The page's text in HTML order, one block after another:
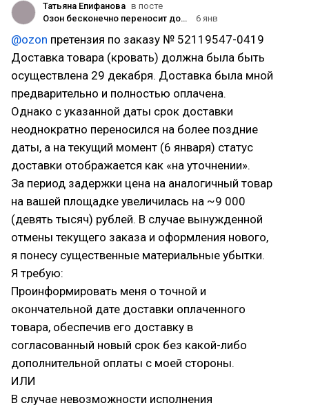
Татьяна Епифанова в посте
Озон бесконечно переносит доставку
6 янв
@ozon претензия по заказу № 52119547-0419
Доставка товара (кровать) должна была быть
осуществлена 29 декабря. Доставка была мной
предварительно и полностью оплачена.
Однако с указанной даты срок доставки
неоднократно переносился на более поздние
даты, а на текущий момент (6 января) статус
доставки отображается как «на уточнении».
За период задержки цена на аналогичный товар
на вашей площадке увеличилась на ~9 000
(девять тысяч) рублей. В случае вынужденной
отмены текущего заказа и оформления нового,
я понесу существенные материальные убытки.
Я требую:
Проинформировать меня о точной и
окончательной дате доставки оплаченного
товара, обеспечив его доставку в
согласованный новый срок без какой-либо
дополнительной оплаты с моей стороны.
ИЛИ
В случае невозможности исполнения